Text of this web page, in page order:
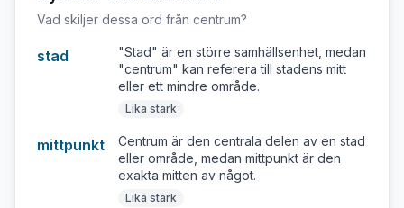
Vad skiljer dessa ord från centrum?
stad
"Stad" är en större samhällsenhet, medan
"centrum" kan referera till stadens mitt
eller ett mindre område.
Lika stark
mittpunkt
Centrum är den centrala delen av en stad
eller område, medan mittpunkt är den
exakta mitten av något.
Lika stark